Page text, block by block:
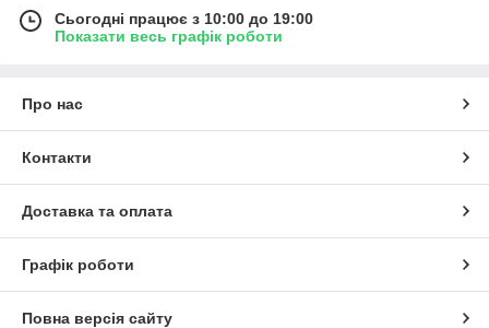
Сьогодні працює з 10:00 до 19:00
Показати весь графік роботи
Про нас
Контакти
Доставка та оплата
Графік роботи
Повна версія сайту